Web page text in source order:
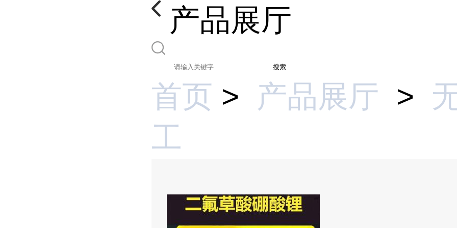
产品展厅
搜索
首页 > 产品展厅 >
工